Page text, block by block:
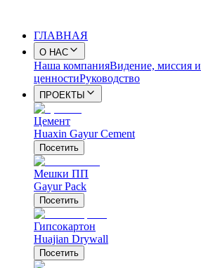
ГЛАВНАЯ
О НАС
Наша компанияВидение, миссия и
ценностиРуководство
ПРОЕКТЫ
Цемент
Huaxin Gayur Cement
Посетить
Мешки ПП
Gayur Pack
Посетить
Гипсокартон
Huajian Drywall
Посетить